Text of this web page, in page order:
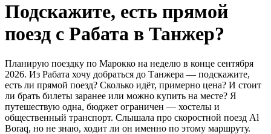
Подскажите, есть прямой
поезд с Рабата в Танжер?
Планирую поездку по Марокко на неделю в конце сентября
2026. Из Рабата хочу добраться до Танжера — подскажите,
есть ли прямой поезд? Сколько идёт, примерно цена? И стоит
ли брать билеты заранее или можно купить на месте? Я
путешествую одна, бюджет ограничен — хостелы и
общественный транспорт. Слышала про скоростной поезд Al
Boraq, но не знаю, ходит ли он именно по этому маршруту.